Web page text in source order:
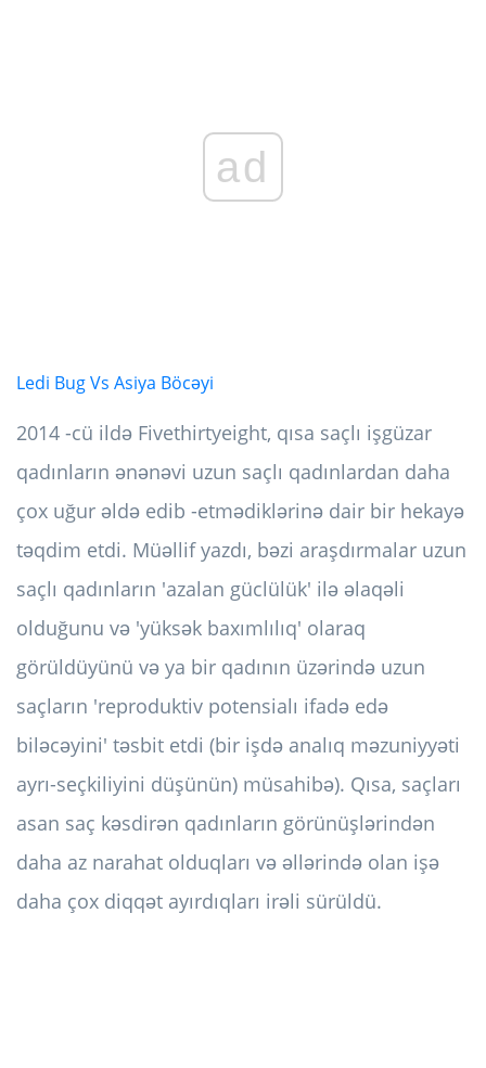
ad
Ledi Bug Vs Asiya Böcəyi
2014 -cü ildə Fivethirtyeight, qısa saçlı işgüzar
qadınların ənənəvi uzun saçlı qadınlardan daha
çox uğur əldə edib -etmədiklərinə dair bir hekayə
təqdim etdi. Müəllif yazdı, bəzi araşdırmalar uzun
saçlı qadınların 'azalan güclülük' ilə əlaqəli
olduğunu və 'yüksək baxımlılıq' olaraq
görüldüyünü və ya bir qadının üzərində uzun
saçların 'reproduktiv potensialı ifadə edə
biləcəyini' təsbit etdi (bir işdə analıq məzuniyyəti
ayrı-seçkiliyini düşünün) müsahibə). Qısa, saçları
asan saç kəsdirən qadınların görünüşlərindən
daha az narahat olduqları və əllərində olan işə
daha çox diqqət ayırdıqları irəli sürüldü.